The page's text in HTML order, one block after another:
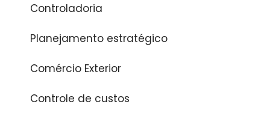
Controladoria
Planejamento estratégico
Comércio Exterior
Controle de custos